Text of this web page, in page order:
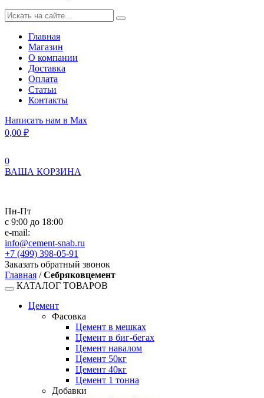
Главная
Магазин
О компании
Доставка
Оплата
Статьи
Контакты
Написать нам в Max
0,00 ₽
0
ВАША КОРЗИНА
Пн-Пт
с 9:00 до 18:00
e-mail:
info@cement-snab.ru
+7 (499) 398-05-91
Заказать обратный звонок
Главная /Себряковцемент
КАТАЛОГ ТОВАРОВ
Цемент
Фасовка
Цемент в мешках
Цемент в биг-бегах
Цемент навалом
Цемент 50кг
Цемент 40кг
Цемент 1 тонна
Добавки